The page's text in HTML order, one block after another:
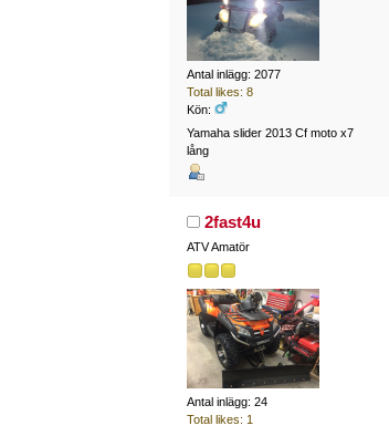
Antal inlägg: 2077
Total likes: 8
Kön:
Yamaha slider 2013 Cf moto x7
lång
2fast4u
ATV Amatör
Antal inlägg: 24
Total likes: 1